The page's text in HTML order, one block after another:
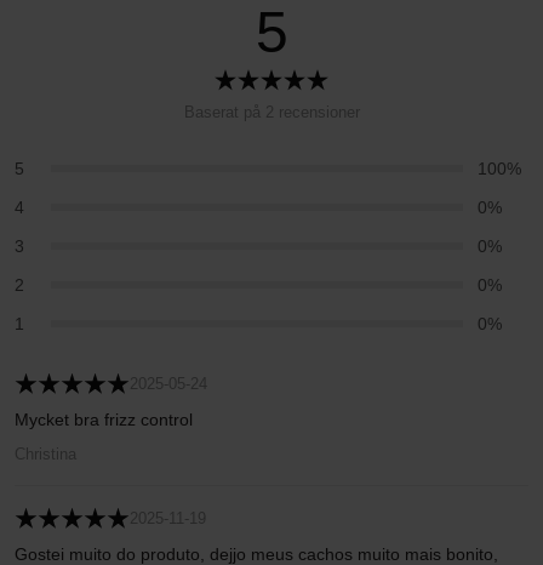
5
Baserat på 2 recensioner
5
100%
4
0%
3
0%
2
0%
1
0%
2025-05-24
Mycket bra frizz control
Christina
2025-11-19
Gostei muito do produto, dejjo meus cachos muito mais bonito,